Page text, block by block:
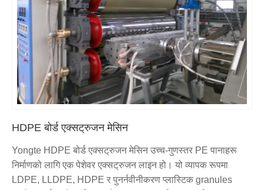
HDPE बोर्ड एक्सट्रुजन मेसिन
Yongte HDPE बोर्ड एक्सट्रुजन मेसिन उच्च-गुणस्तर PE पानाहरू
निर्माणको लागि एक पेशेवर एक्सट्रुजन लाइन हो। यो व्यापक रूपमा
LDPE, LLDPE, HDPE र पुनर्नवीनीकरण प्लास्टिक granules